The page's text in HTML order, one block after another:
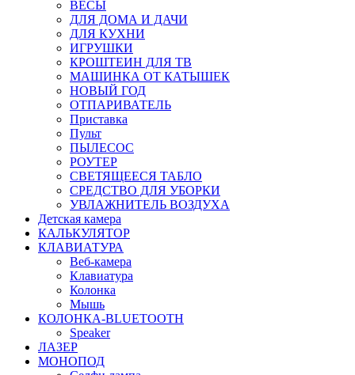
ВЕСЫ
ДЛЯ ДОМА И ДАЧИ
ДЛЯ КУХНИ
ИГРУШКИ
КРОШТЕИН ДЛЯ ТВ
МАШИНКА ОТ КАТЫШЕК
НОВЫЙ ГОД
ОТПАРИВАТЕЛЬ
Приставка
Пульт
ПЫЛЕСОС
РОУТЕР
СВЕТЯЩЕЕСЯ ТАБЛО
СРЕДСТВО ДЛЯ УБОРКИ
УВЛАЖНИТЕЛЬ ВОЗДУХА
Детская камера
КАЛЬКУЛЯТОР
КЛАВИАТУРА
Веб-камера
Клавиатура
Колонка
Мышь
КОЛОНКА-BLUETOOTH
Speaker
ЛАЗЕР
МОНОПОД